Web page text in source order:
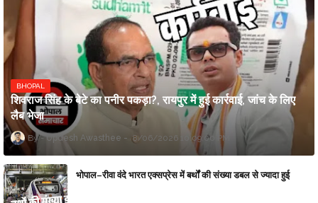
BHOPAL
शिवराज सिंह के बेटे का पनीर पकड़ा?, रायपुर में हुई कार्रवाई, जांच के लिए
लैब भेजा
Updesh Awasthee 8/06/2026 10:09:00 PM
भोपाल–रीवा वंदे भारत एक्सप्रेस में बर्थों की संख्या डबल से ज्यादा हुई